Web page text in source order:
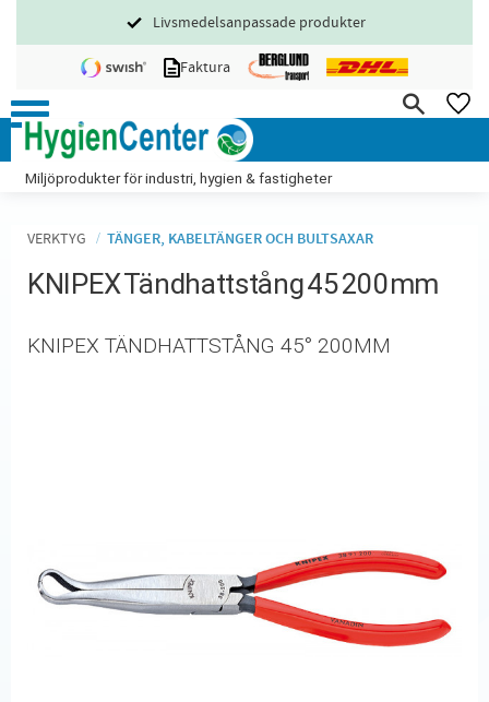
Meny
Livsmedelsanpassade produkter
Faktura
Miljöprodukter för industri, hygien & fastigheter
VERKTYG TÄNGER, KABELTÄNGER OCH BULTSAXAR
KNIPEX Tändhattstång 45 200mm
KNIPEX TÄNDHATTSTÅNG 45° 200MM